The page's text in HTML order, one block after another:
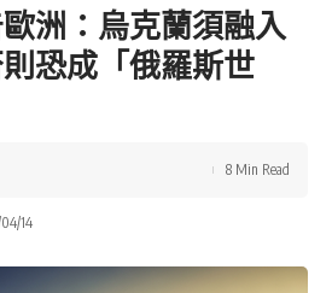
洲：烏克蘭須融入
恐成「俄羅斯世
14
8 Min Read